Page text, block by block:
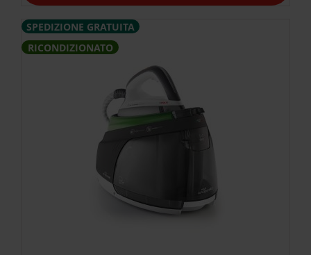
SPEDIZIONE GRATUITA
RICONDIZIONATO